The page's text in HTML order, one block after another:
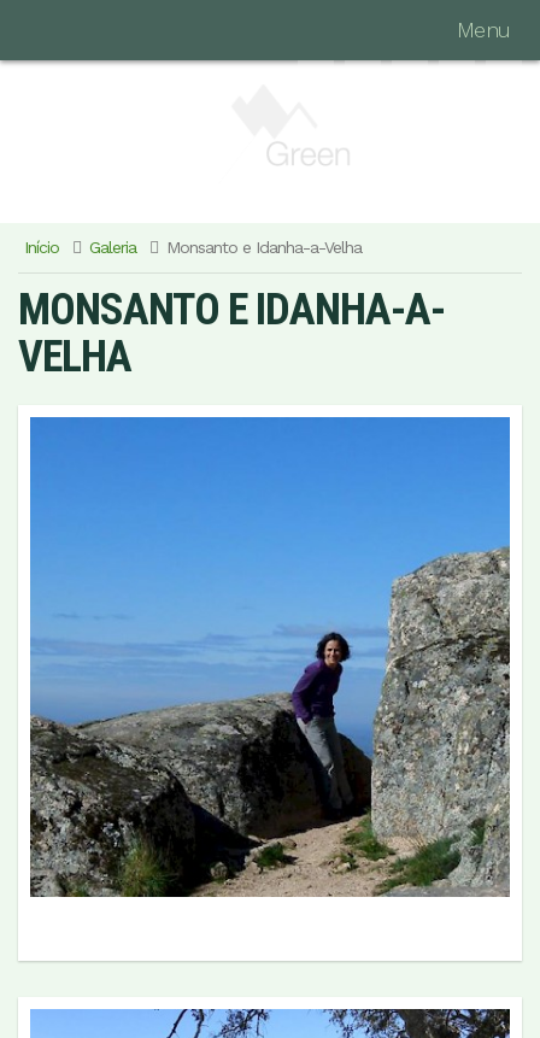
Menu
Início Galeria Monsanto e Idanha-a-Velha
MONSANTO E IDANHA-A-
VELHA